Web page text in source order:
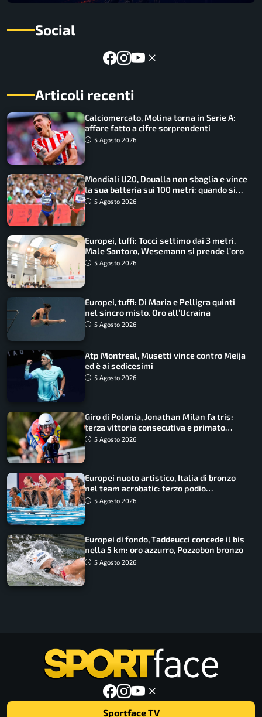
Social
Articoli recenti
Calciomercato, Molina torna in Serie A:
affare fatto a cifre sorprendenti
5 Agosto 2026
Mondiali U20, Doualla non sbaglia e vince
la sua batteria sui 100 metri: quando si
disputano le finali
5 Agosto 2026
Europei, tuffi: Tocci settimo dai 3 metri.
Male Santoro, Wesemann si prende l’oro
5 Agosto 2026
Europei, tuffi: Di Maria e Pelligra quinti
nel sincro misto. Oro all’Ucraina
5 Agosto 2026
Atp Montreal, Musetti vince contro Meija
ed è ai sedicesimi
5 Agosto 2026
Giro di Polonia, Jonathan Milan fa tris:
terza vittoria consecutiva e primato
rafforzato
5 Agosto 2026
Europei nuoto artistico, Italia di bronzo
nel team acrobatic: terzo podio
consecutivo
5 Agosto 2026
Europei di fondo, Taddeucci concede il bis
nella 5 km: oro azzurro, Pozzobon bronzo
5 Agosto 2026
Sportface TV